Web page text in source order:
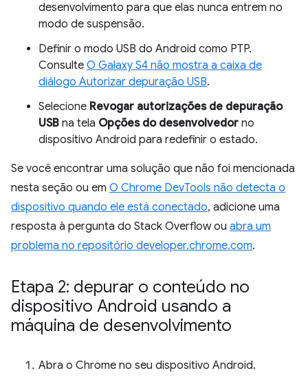
desenvolvimento para que elas nunca entrem no
modo de suspensão.
Definir o modo USB do Android como PTP.
Consulte O Galaxy S4 não mostra a caixa de
diálogo Autorizar depuração USB.
Selecione Revogar autorizações de depuração
USB na tela Opções do desenvolvedor no
dispositivo Android para redefinir o estado.
Se você encontrar uma solução que não foi mencionada
nesta seção ou em O Chrome DevTools não detecta o
dispositivo quando ele está conectado, adicione uma
resposta à pergunta do Stack Overflow ou abra um
problema no repositório developer.chrome.com.
Etapa 2: depurar o conteúdo no
dispositivo Android usando a
máquina de desenvolvimento
Abra o Chrome no seu dispositivo Android.